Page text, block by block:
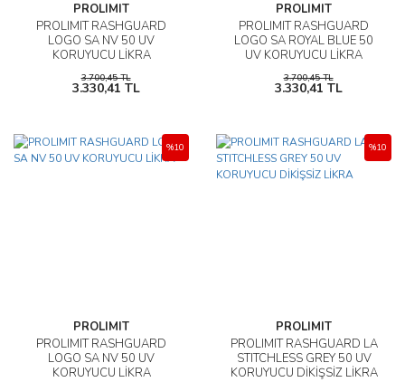
PROLIMIT
PROLIMIT RASHGUARD
LOGO SA NV 50 UV
KORUYUCU LİKRA
3.700,45 TL
3.330,41 TL
PROLIMIT
PROLIMIT RASHGUARD
LOGO SA ROYAL BLUE 50
UV KORUYUCU LİKRA
3.700,45 TL
3.330,41 TL
PROLIMIT
PROLIMIT RASHGUARD
LOGO SA NV 50 UV
KORUYUCU LİKRA
%10
PROLIMIT
PROLIMIT RASHGUARD LA
STITCHLESS GREY 50 UV
KORUYUCU DİKİŞSİZ LİKRA
%10